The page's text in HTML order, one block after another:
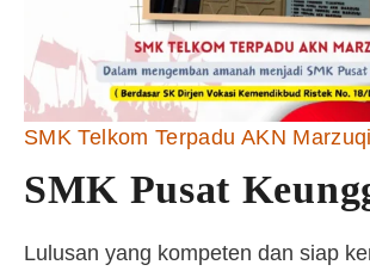
SMK Telkom Terpadu AKN Marzuqi
SMK Pusat
Lulusan yang kompeten dan siap